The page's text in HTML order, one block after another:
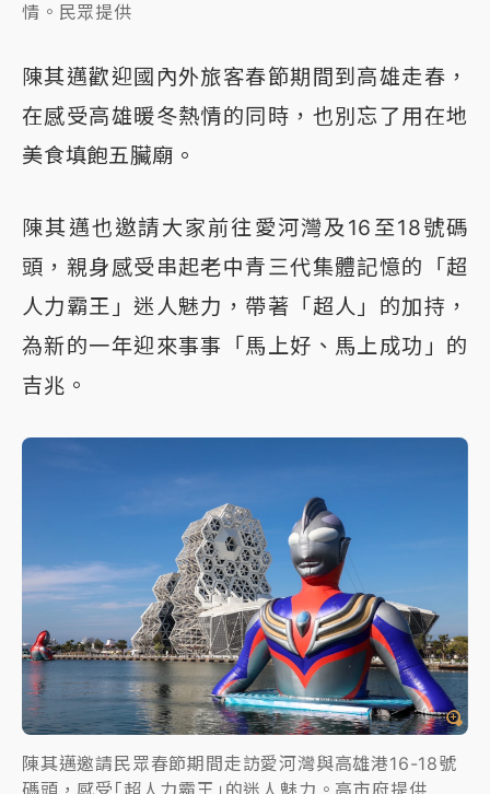
情。民眾提供
陳其邁歡迎國內外旅客春節期間到高雄走春，
在感受高雄暖冬熱情的同時，也別忘了用在地
美食填飽五臟廟。
陳其邁也邀請大家前往愛河灣及16至18號碼
頭，親身感受串起老中青三代集體記憶的「超
人力霸王」迷人魅力，帶著「超人」的加持，
為新的一年迎來事事「馬上好、馬上成功」的
吉兆。
陳其邁邀請民眾春節期間走訪愛河灣與高雄港16-18號